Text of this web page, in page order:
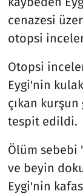
cenazesi
otopsi
Otopsi
Eygi'nin
çıkan
tespit edildi.
Ölüm sebebi
ve beyin
Eygi'nin